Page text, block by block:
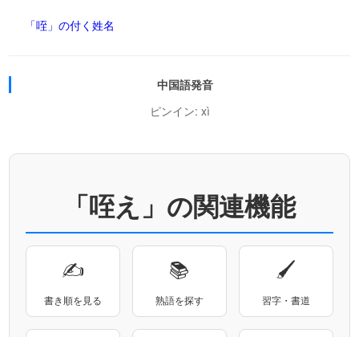
「咥」の付く姓名
中国語発音
ピンイン: xì
「咥え」の関連機能
✍
書き順を見る
📚
熟語を探す
🖌
習字・書道